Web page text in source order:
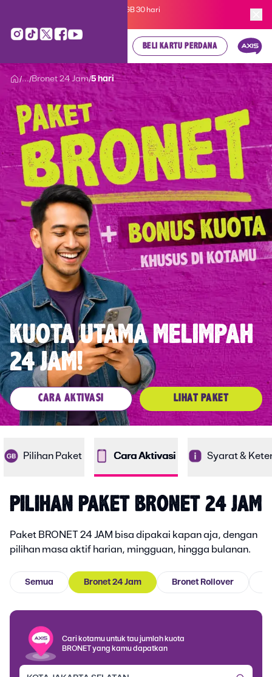
Kartu Perdana AXIS Suka-Suka 3GB 30 hari
BELI KARTU PERDANA
/.../Bronet 24 Jam/5 hari
KUOTA UTAMA MELIMPAH
24 JAM!
CARA AKTIVASI LIHAT PAKET
Pilihan Paket Cara Aktivasi Syarat &
PILIHAN PAKET BRONET 24 JAM
Paket BRONET 24 JAM bisa dipakai kapan aja, dengan
pilihan masa aktif harian, mingguan, hingga bulanan.
Semua Bronet 24 Jam Bronet Rollover
Cari kotamu untuk tau jumlah kuota
BRONET yang kamu dapatkan